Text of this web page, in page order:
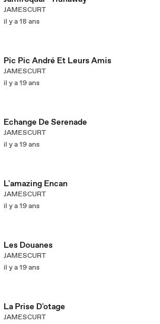
JAMESCURT
il y a 18 ans
Pic Pic André Et Leurs Amis
JAMESCURT
il y a 19 ans
Echange De Serenade
JAMESCURT
il y a 19 ans
L'amazing Encan
JAMESCURT
il y a 19 ans
Les Douanes
JAMESCURT
il y a 19 ans
La Prise D'otage
JAMESCURT